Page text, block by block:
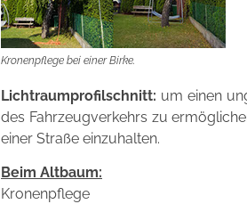
Kronenpflege bei einer Birke.
Lichtraumprofilschnitt: um einen
des Fahrzeugverkehrs zu
einer Straße einzuhalten.
Beim Altbaum:
Kronenpflege